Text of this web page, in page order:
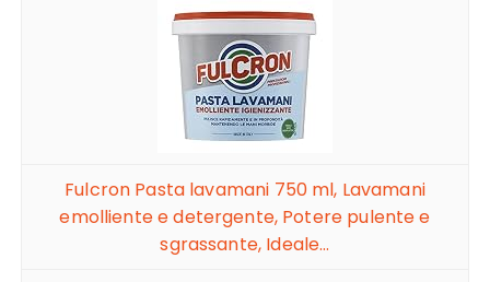
Fulcron Pasta lavamani 750 ml, Lavamani
emolliente e detergente, Potere pulente e
sgrassante, Ideale...